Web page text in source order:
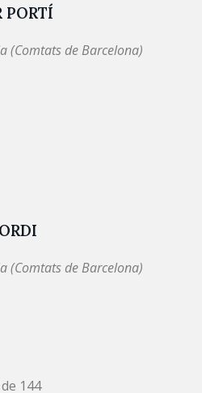
PORTÍ
(Comtats de Barcelona)
(Comtats de Barcelona)
144